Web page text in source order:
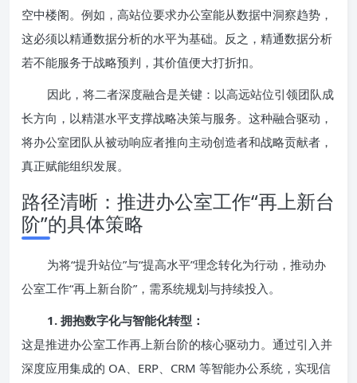
空中楼阁。例如，高站位要求办公室能从数据中洞察趋势，
这必须以精通数据分析的水平为基础。反之，精通数据分析
若不能服务于战略预判，其价值便大打折扣。
因此，将二者深度融合是关键：以高远站位引领团队成
长方向，以精湛水平支撑战略决策与服务。这种融合驱动，
将办公室团队从被动响应者推向主动创造者和战略贡献者，
真正赋能组织发展。
路径清晰：推进办公室工作“再上新台
阶”的具体策略
为将“提升站位”与“提高水平”理念转化为行动，推动办
公室工作“再上新台阶”，需系统规划与持续投入。
1. 拥抱数字化与智能化转型：
这是推进办公室工作再上新台阶的核心驱动力。通过引入并
深度应用集成的 OA、ERP、CRM 等智能办公系统，实现信